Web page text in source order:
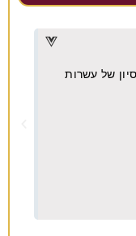
של עשרות